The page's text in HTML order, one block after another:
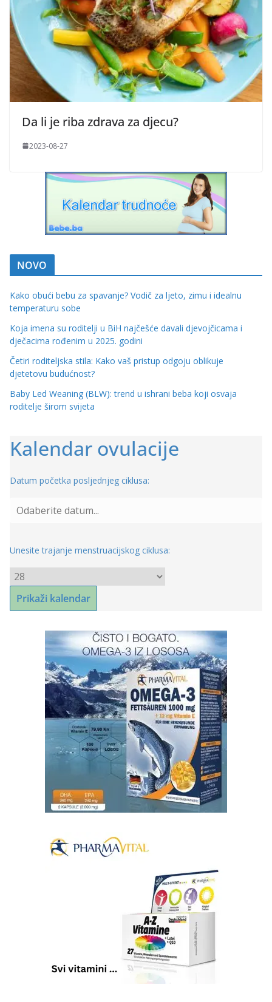
Da li je riba zdrava za djecu?
2023-08-27
NOVO
Kako obući bebu za spavanje? Vodič za ljeto, zimu i idealnu
temperaturu sobe
Koja imena su roditelji u BiH najčešće davali djevojčicama i
dječacima rođenim u 2025. godini
Četiri roditeljska stila: Kako vaš pristup odgoju oblikuje
djetetovu budućnost?
Baby Led Weaning (BLW): trend u ishrani beba koji osvaja
roditelje širom svijeta
Kalendar ovulacije
Datum početka posljednjeg ciklusa:
Unesite trajanje menstruacijskog ciklusa: